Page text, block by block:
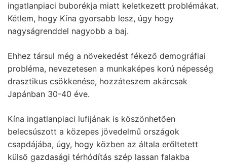
ingatlanpiaci buborékja miatt keletkezett problémákat.
Kétlem, hogy Kína gyorsabb lesz, úgy hogy
nagyságrenddel nagyobb a baj.
Ehhez társul még a növekedést fékező demográfiai
probléma, nevezetesen a munkaképes korú népesség
drasztikus csökkenése, hozzáteszem akárcsak
Japánban 30-40 éve.
Kína ingatlanpiaci lufijának is köszönhetően
belecsúszott a közepes jövedelmű országok
csapdájába, úgy, hogy közben az általa erőltetett
külső gazdasági térhódítás szép lassan falakba